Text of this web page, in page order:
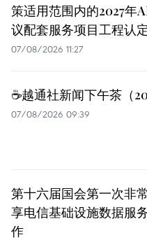
策适用范围内的2027年
议配套服务项目工程认
07/08/2026 11:27
☕️越通社新闻下午茶（
07/08/2026 09:39
第十六届国会第一次非
享电信基础设施数据服
作